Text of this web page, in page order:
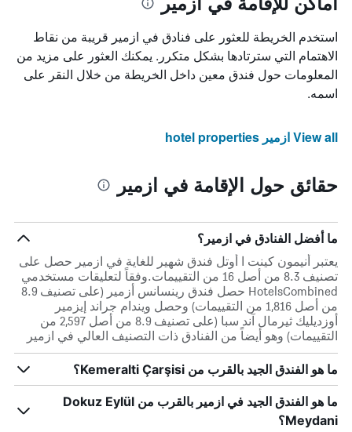
استخدم الخريطة للعثور على فنادق في ازمير قريبة من نقاط
الاهتمام التي سترتادها بشكل متكرر. يمكنك العثور على مزيد من
المعلومات حول فندق معين داخل الخريطة من خلال النقر على
اسمه.
View all ازمير hotel properties
حقائق حول الإقامة في ازمير
ما أفضل الفنادق في ازمير؟
يعتبر أنيمون كينت ا أوتل فندق شهير للغاية في ازمير حصل على
تصنيف 8.3 من أصل 16 من التقييمات.وفقاً لتعليقات مستخدمي
HotelsCombined حصل فندق رينسانس أزمير (على تصنيف 8.9
من أصل 1,816 من التقييمات) وحصل ويندام جراند إيزمير
أوزديليك ثيرمال آند سبا (على تصنيف 8.9 من أصل 2,597 من
التقييمات) وهو أيضاً من الفنادق ذات التصنيف العالي في ازمير
ما هو الفندق الجيد بالقرب من Kemeralti Çarşisi؟
ما هو الفندق الجيد في ازمير بالقرب من Dokuz Eylül
Meydani؟